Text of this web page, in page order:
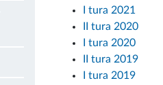
I tura 2021
II tura 2020
I tura 2020
II tura 2019
I tura 2019